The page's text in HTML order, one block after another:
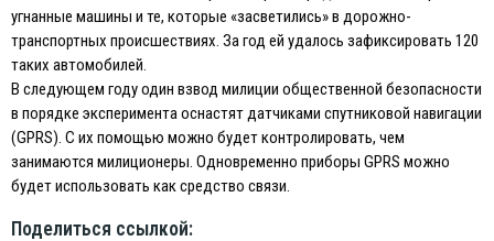
угнанные машины и те, которые «засветились» в дорожно-
транспортных происшествиях. За год ей удалось зафиксировать 120
таких автомобилей.
В следующем году один взвод милиции общественной безопасности
в порядке эксперимента оснастят датчиками спутниковой навигации
(GPRS). С их помощью можно будет контролировать, чем
занимаются милиционеры. Одновременно приборы GPRS можно
будет использовать как средство связи.
Поделиться ссылкой: